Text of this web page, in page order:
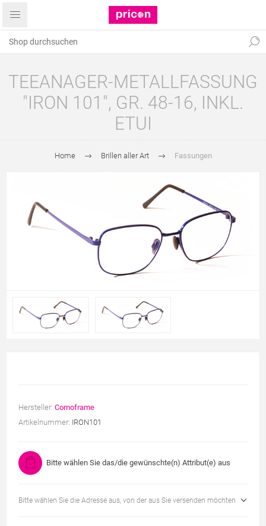
TEEANAGER-METALLFASSUNG
"IRON 101", GR. 48-16, INKL.
ETUI
Home Brillen aller Art Fassungen
Hersteller: Comoframe
Artikelnummer: IRON101
Bitte wählen Sie das/die gewünschte(n) Attribut(e) aus
Bitte wählen Sie die Adresse aus, von der aus Sie versenden möchten